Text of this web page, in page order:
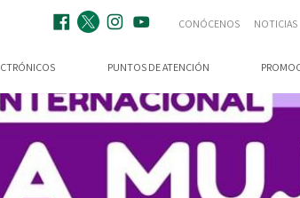
CONÓCENOS NOTICIAS
PUNTOS DE ATENCIÓN